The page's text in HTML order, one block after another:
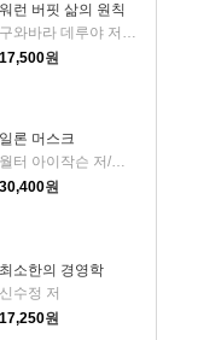
워런 버핏 삶의 원칙
구와바라 데루야 저/지소연 역
17,500원
일론 머스크
월터 아이작슨 저/안진환 역
30,400원
최소한의 경영학
신수정 저
17,250원